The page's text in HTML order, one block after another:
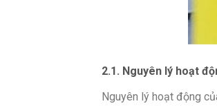
2.1. Nguyên lý hoạt
Nguyên lý hoạt động